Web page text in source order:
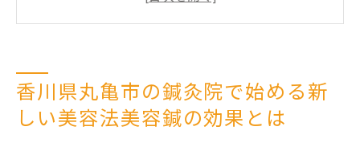
美容鍼でリラックス効果も期待できる理由
個々のニーズに応える美容鍼のカスタマイ
香川県丸亀市の鍼灸院で始める新
しい美容法美容鍼の効果とは